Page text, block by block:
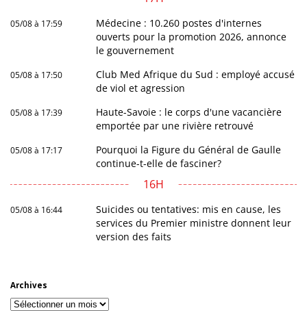
05/08 à 17:59
Médecine : 10.260 postes d'internes
ouverts pour la promotion 2026, annonce
le gouvernement
05/08 à 17:50
Club Med Afrique du Sud : employé accusé
de viol et agression
05/08 à 17:39
Haute-Savoie : le corps d'une vacancière
emportée par une rivière retrouvé
05/08 à 17:17
Pourquoi la Figure du Général de Gaulle
continue-t-elle de fasciner?
16H
05/08 à 16:44
Suicides ou tentatives: mis en cause, les
services du Premier ministre donnent leur
version des faits
Archives
Archives